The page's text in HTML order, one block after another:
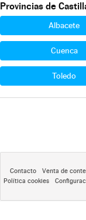
Provincias de
Albacete
Cuenca
Toledo
Contacto Venta de
Política cookies